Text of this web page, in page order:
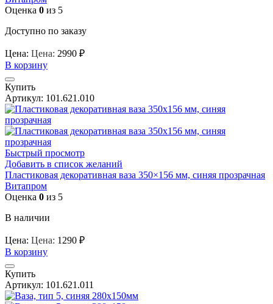
Оценка 0 из 5
Доступно по заказу
Цена: Цена: 2990 ₽
В корзину
Купить
Артикул: 101.621.010
Быстрый просмотр
Добавить в список желаний
Пластиковая декоративная ваза 350×156 мм, синяя прозрачная
Витапром
Оценка 0 из 5
В наличии
Цена: Цена: 1290 ₽
В корзину
Купить
Артикул: 101.621.011